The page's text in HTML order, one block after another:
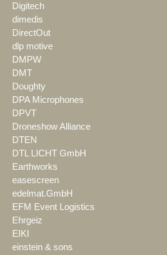
Digitech
dimedis
DirectOut
dlp motive
DMPW
DMT
Doughty
DPA Microphones
DPVT
Droneshow Alliance
DTEN
DTL LICHT GmbH
Earthworks
easescreen
edelmat.GmbH
EFM Event Logistics
Ehrgeiz
EIKI
einstein & sons